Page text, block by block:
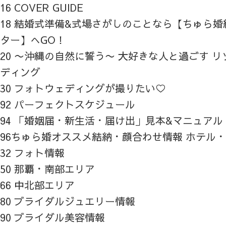
16 COVER GUIDE
18 結婚式準備&式場さがしのことなら【ちゅら
ター】へGO！
20 〜沖縄の自然に誓う〜 大好きな人と過ごす
ディング
30 フォトウェディングが撮りたい♡
92 パーフェクトスケジュール
94 「婚姻届・新生活・届け出」見本&マニュアル
96ちゅら婚オススメ結納・顔合わせ情報 ホテル
32 フォト情報
50 那覇・南部エリア
66 中北部エリア
80 ブライダルジュエリー情報
90 ブライダル美容情報